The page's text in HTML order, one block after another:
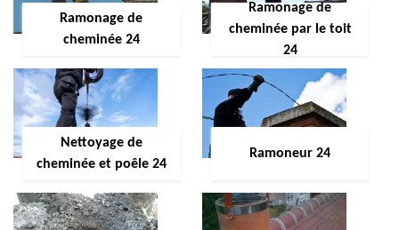
Ramonage de
cheminée 24
Ramonage de
cheminée par le toit
24
Nettoyage de
cheminée et poêle 24
Ramoneur 24